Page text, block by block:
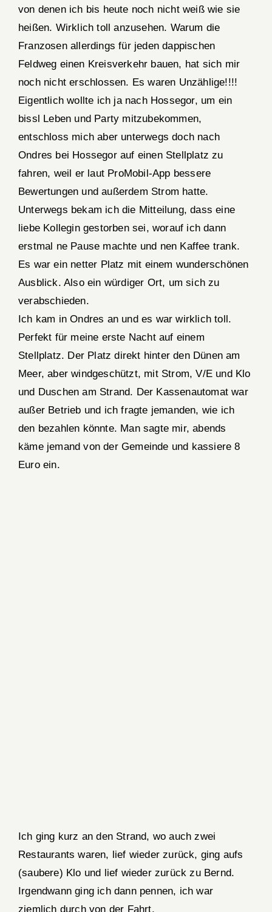
von denen ich bis heute noch nicht weiß wie sie
heißen. Wirklich toll anzusehen. Warum die
Franzosen allerdings für jeden dappischen
Feldweg einen Kreisverkehr bauen, hat sich mir
noch nicht erschlossen. Es waren Unzählige!!!!
Eigentlich wollte ich ja nach Hossegor, um ein
bissl Leben und Party mitzubekommen,
entschloss mich aber unterwegs doch nach
Ondres bei Hossegor auf einen Stellplatz zu
fahren, weil er laut ProMobil-App bessere
Bewertungen und außerdem Strom hatte.
Unterwegs bekam ich die Mitteilung, dass eine
liebe Kollegin gestorben sei, worauf ich dann
erstmal ne Pause machte und nen Kaffee trank.
Es war ein netter Platz mit einem wunderschönen
Ausblick. Also ein würdiger Ort, um sich zu
verabschieden.
Ich kam in Ondres an und es war wirklich toll.
Perfekt für meine erste Nacht auf einem
Stellplatz. Der Platz direkt hinter den Dünen am
Meer, aber windgeschützt, mit Strom, V/E und Klo
und Duschen am Strand. Der Kassenautomat war
außer Betrieb und ich fragte jemanden, wie ich
den bezahlen könnte. Man sagte mir, abends
käme jemand von der Gemeinde und kassiere 8
Euro ein.
Ich ging kurz an den Strand, wo auch zwei
Restaurants waren, lief wieder zurück, ging aufs
(saubere) Klo und lief wieder zurück zu Bernd.
Irgendwann ging ich dann pennen, ich war
ziemlich durch von der Fahrt.